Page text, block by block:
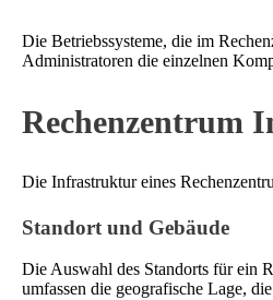
Die Betriebssysteme, die im
Administratoren die einzelnen
Rechenzentrum
Die Infrastruktur eines
Standort und Gebäude
Die Auswahl des Standorts für ein
umfassen die geografische Lage,